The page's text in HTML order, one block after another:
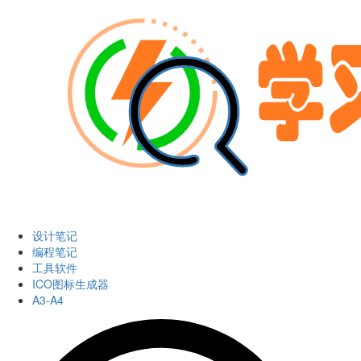
设计笔记
编程笔记
工具软件
ICO图标生成器
A3-A4